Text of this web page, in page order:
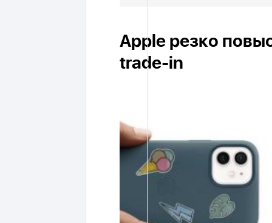
Apple резко
trade-in